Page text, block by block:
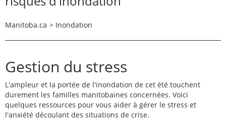
Manitoba.ca > Inondation
Gestion du stress
L'ampleur et la portée de l'inondation de cet été touchent
durement les familles manitobaines concernées. Voici
quelques ressources pour vous aider à gérer le stress et
l'anxiété découlant des situations de crise.